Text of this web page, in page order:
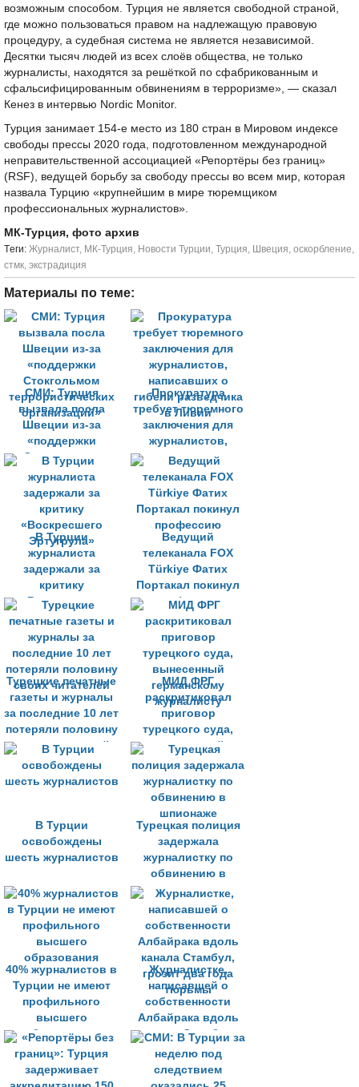
возможным способом. Турция не является свободной страной,
где можно пользоваться правом на надлежащую правовую
процедуру, а судебная система не является независимой.
Десятки тысяч людей из всех слоёв общества, не только
журналисты, находятся за решёткой по сфабрикованным и
сфальсифицированным обвинениям в терроризме», — сказал
Кенез в интервью Nordic Monitor.
Турция занимает 154-е место из 180 стран в Мировом индексе
свободы прессы 2020 года, подготовленном международной
неправительственной ассоциацией «Репортёры без границ»
(RSF), ведущей борьбу за свободу прессы во всем мир, которая
назвала Турцию «крупнейшим в мире тюремщиком
профессиональных журналистов».
МК-Турция, фото архив
Tеги: Журналист, МК-Турция, Новости Турции, Турция, Швеция, оскорбление,
стмк, экстрадиция
Материалы по теме:
СМИ: Турция
вызвала посла
Швеции из-за
«поддержки
Стокгольмом
террористических
организаций»
Прокуратура
требует тюремного
заключения для
журналистов,
написавших о
гибели разведчика
в Ливии
В Турции
журналиста
задержали за
критику
«Воскресшего
Эртугрула»
Ведущий
телеканала FOX
Türkiye Фатих
Портакал покинул
профессию
Турецкие печатные
газеты и журналы
за последние 10 лет
потеряли половину
своих читателей
МИД ФРГ
раскритиковал
приговор
турецкого суда,
вынесенный
германскому
журналисту
В Турции
освобождены
шесть журналистов
Турецкая полиция
задержала
журналистку по
обвинению в
шпионаже
40% журналистов в
Турции не имеют
профильного
высшего
образования
Журналистке,
написавшей о
собственности
Албайрака вдоль
канала Стамбул,
грозит два года
тюрьмы